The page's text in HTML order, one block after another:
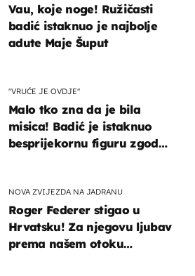
Vau, koje noge! Ružičasti
badić istaknuo je najbolje
adute Maje Šuput
"VRUĆE JE OVDJE"
Malo tko zna da je bila
misica! Badić je istaknuo
besprijekornu figuru zgodne
NOVA ZVIJEZDA NA JADRANU
Roger Federer stigao u
Hrvatsku! Za njegovu ljubav
prema našem otoku